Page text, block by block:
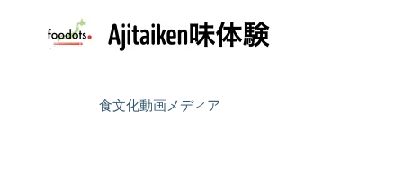
食文化動画メディア